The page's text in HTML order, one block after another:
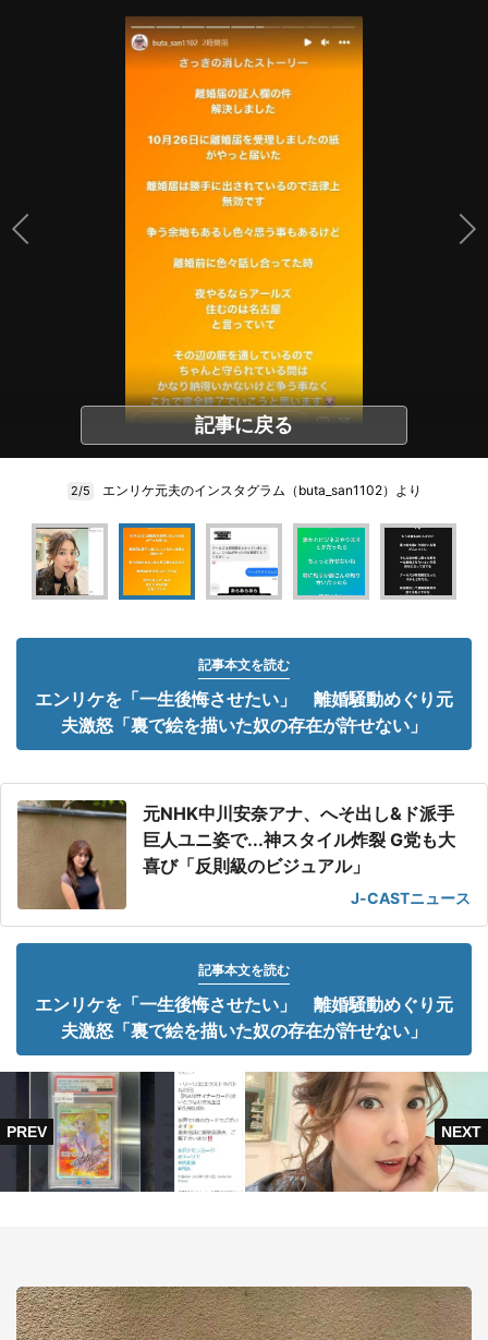
記事に戻る
2/5 エンリケ元夫のインスタグラム（buta_san1102）より
記事本文を読む
エンリケを「一生後悔させたい」 離婚騒動めぐり元
夫激怒「裏で絵を描いた奴の存在が許せない」
元NHK中川安奈アナ、へそ出し&ド派手
巨人ユニ姿で...神スタイル炸裂 G党も大
喜び「反則級のビジュアル」
J-CASTニュース
記事本文を読む
エンリケを「一生後悔させたい」 離婚騒動めぐり元
夫激怒「裏で絵を描いた奴の存在が許せない」